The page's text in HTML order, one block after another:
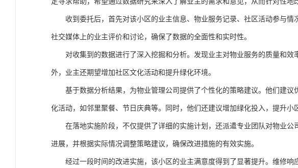
收到委托后，首先对该小区的业主信息、物业服务记录、社区活动参与
社交媒体上的业主评价和讨论，确保了数据的全面性和实时性。
对收集到的数据进行了深入挖掘和分析。发现业主对物业服务的质量和
外，业主还期望增加社区文化活动和提升绿化环境。
基于数据分析结果，为物业管理公司提供了个性化的策略建议。他们建
化活动，如邻里聚餐、节日庆典等。同时，他们还建议增加绿化投入，提升小
在落地实施阶段，不仅提供了详细的实施计划，还派遣专业团队对物业
进展，并根据实际情况调整策略建议，确保改进措施的有效实施。
经过一段时间的改进实施，该小区的业主满意度得到了显著提升。维修